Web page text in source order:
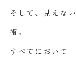
そして、見えな
術。
すべてにおいて